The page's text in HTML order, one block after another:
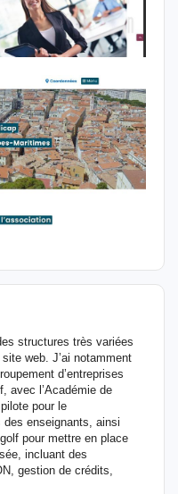
structures très variées
web. J’ai notamment
d’entreprises
avec l’Académie de
pour le
des enseignants, ainsi
pour mettre en place
incluant des
gestion de crédits,